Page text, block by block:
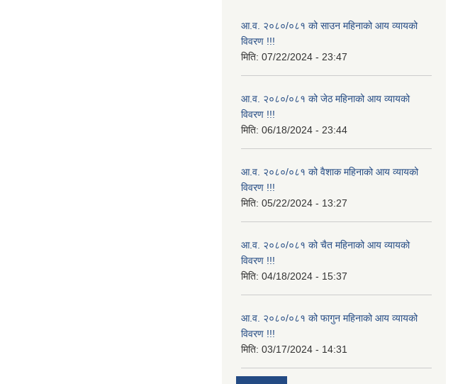
आ.व. २०८०/०८१ को साउन महिनाको आय व्यायको
विवरण !!!
मिति: 07/22/2024 - 23:47
आ.व. २०८०/०८१ को जेठ महिनाको आय व्यायको
विवरण !!!
मिति: 06/18/2024 - 23:44
आ.व. २०८०/०८१ को वैशाक महिनाको आय व्यायको
विवरण !!!
मिति: 05/22/2024 - 13:27
आ.व. २०८०/०८१ को चैत महिनाको आय व्यायको
विवरण !!!
मिति: 04/18/2024 - 15:37
आ.व. २०८०/०८१ को फागुन महिनाको आय व्यायको
विवरण !!!
मिति: 03/17/2024 - 14:31